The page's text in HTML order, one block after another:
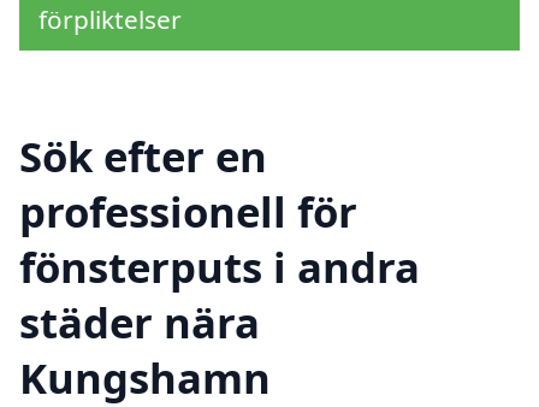
förpliktelser
Sök efter en
professionell för
fönsterputs i andra
städer nära
Kungshamn